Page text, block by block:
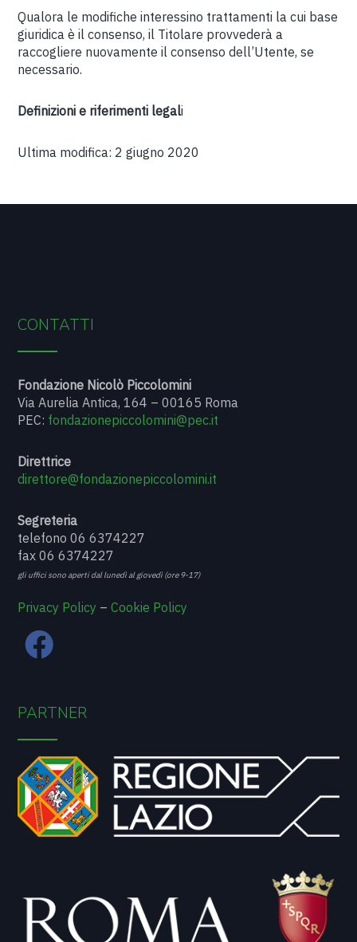
Qualora le modifiche interessino trattamenti la cui base
giuridica è il consenso, il Titolare provvederà a
raccogliere nuovamente il consenso dell’Utente, se
necessario.
Definizioni e riferimenti legali
Ultima modifica: 2 giugno 2020
CONTATTI
Fondazione Nicolò Piccolomini
Via Aurelia Antica, 164 – 00165 Roma
PEC: fondazionepiccolomini@pec.it
Direttrice
direttore@fondazionepiccolomini.it
Segreteria
telefono 06 6374227
fax 06 6374227
gli uffici sono aperti dal lunedì al giovedì (ore 9-17)
Privacy Policy –Cookie Policy
PARTNER